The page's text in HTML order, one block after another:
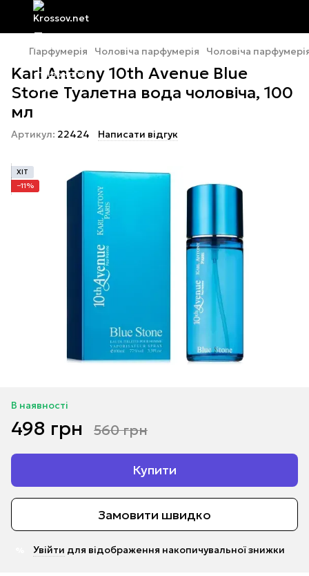
Парфумерія Чоловіча парфумерія Чоловіча
Karl Antony 10th Avenue Blue
Stone Туалетна вода чоловіча, 100
мл
Артикул: 22424 Написати відгук
ХІТ
−11%
В наявності
498 грн 560 грн
Купити
Замовити швидко
Увійти для відображення накопичувальної знижки